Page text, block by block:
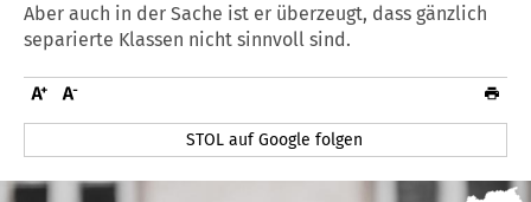
Aber auch in der Sache ist er überzeugt, dass gänzlich
separierte Klassen nicht sinnvoll sind.
STOL auf Google folgen